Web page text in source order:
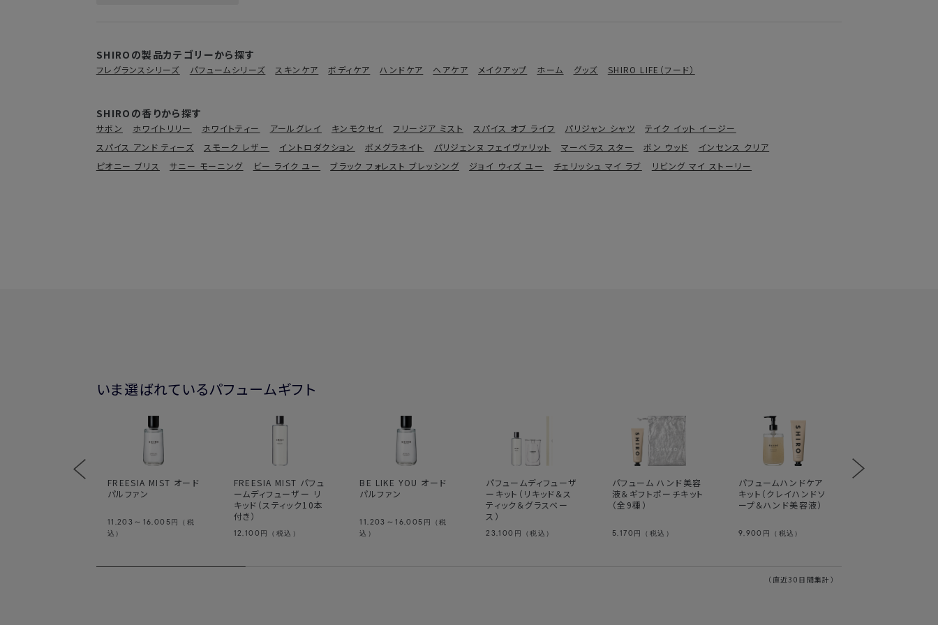
SHIROの製品カテゴリーから探す
フレグランスシリーズ パフュームシリーズ スキンケア ボディケア ハンドケア ヘアケア メイクアップ ホーム グッズ SHIRO LIFE（フード）
SHIROの香りから探す
サボン ホワイトリリー ホワイトティー アールグレイ キンモクセイ フリージア ミスト スパイス オブ ライフ パリジャン シャツ
テイク イット イージー
スパイス アンド ティーズ
スモーク レザー イントロダクション ポメグラネイト パリジェンヌ フェイヴァリット マーベラス スター ボン ウッド
インセンス クリア
ピオニー ブリス
サニー モーニング ビー ライク ユー ブラック フォレスト ブレッシング ジョイ ウィズ ユー チェリッシュ マイ ラブ リビング マイ ストーリー
いま選ばれているパフュームギフト
FREESIA MIST オード
パルファン
11,203～16,005 円（税
込）
FREESIA MIST パフュ
ームディフューザー リ
キッド（スティック10本
付き）
12,100 円（税込）
BE LIKE YOU オード
パルファン
11,203～16,005 円（税
込）
パフュームディフューザ
ーキット（リキッド＆ス
ティック＆グラスベー
ス）
23,100 円（税込）
パフューム ハンド美容
液＆ギフトポーチキット
（全9種）
5,170 円（税込）
パフュームハンドケア
キット（クレイハンドソ
ープ＆ハンド美容液）
9,900 円（税込）
（直近30日間集計）